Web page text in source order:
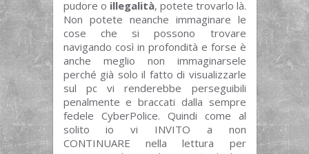
pudore o illegalità, potete trovarlo là.
Non potete neanche immaginare le
cose che si possono trovare
navigando così in profondità e forse è
anche meglio non immaginarsele
perché già solo il fatto di visualizzarle
sul pc vi renderebbe perseguibili
penalmente e braccati dalla sempre
fedele CyberPolice. Quindi come al
solito io vi INVITO a non
CONTINUARE nella lettura per